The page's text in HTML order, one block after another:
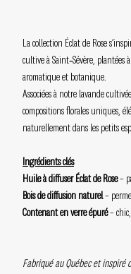
La collection Éclat de Rose
cultive à Saint‑Sévère, plantées
aromatique et botanique.
Associées à notre lavande
compositions florales uniques,
naturellement dans les petits
Ingrédients clés
Huile à diffuser Éclat de Rose–
Bois de diffusion naturel–
Contenant en verre épuré–
Fabriqué au Québec et inspiré